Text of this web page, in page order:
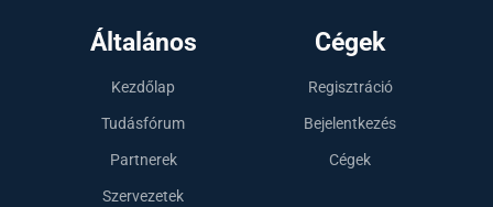
Általános
Kezdőlap
Tudásfórum
Partnerek
Szervezetek
Cégek
Regisztráció
Bejelentkezés
Cégek